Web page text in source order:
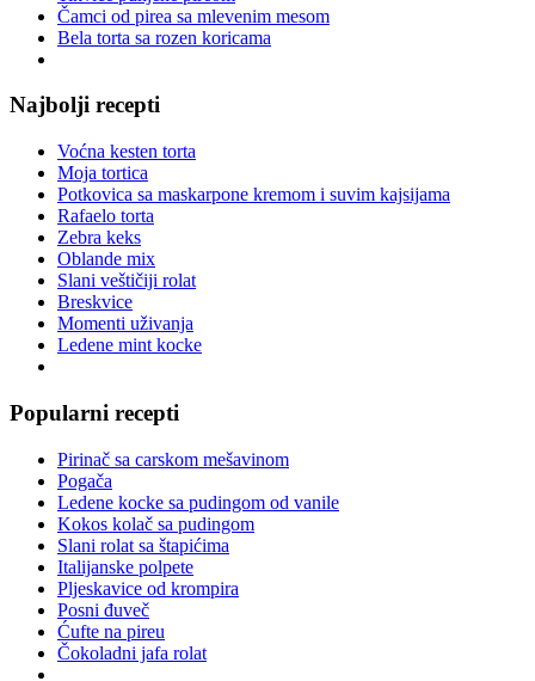
Čamci od pirea sa mlevenim mesom
Bela torta sa rozen koricama
Najbolji recepti
Voćna kesten torta
Moja tortica
Potkovica sa maskarpone kremom i suvim kajsijama
Rafaelo torta
Zebra keks
Oblande mix
Slani veštičiji rolat
Breskvice
Momenti uživanja
Ledene mint kocke
Popularni recepti
Pirinač sa carskom mešavinom
Pogača
Ledene kocke sa pudingom od vanile
Kokos kolač sa pudingom
Slani rolat sa štapićima
Italijanske polpete
Pljeskavice od krompira
Posni đuveč
Ćufte na pireu
Čokoladni jafa rolat